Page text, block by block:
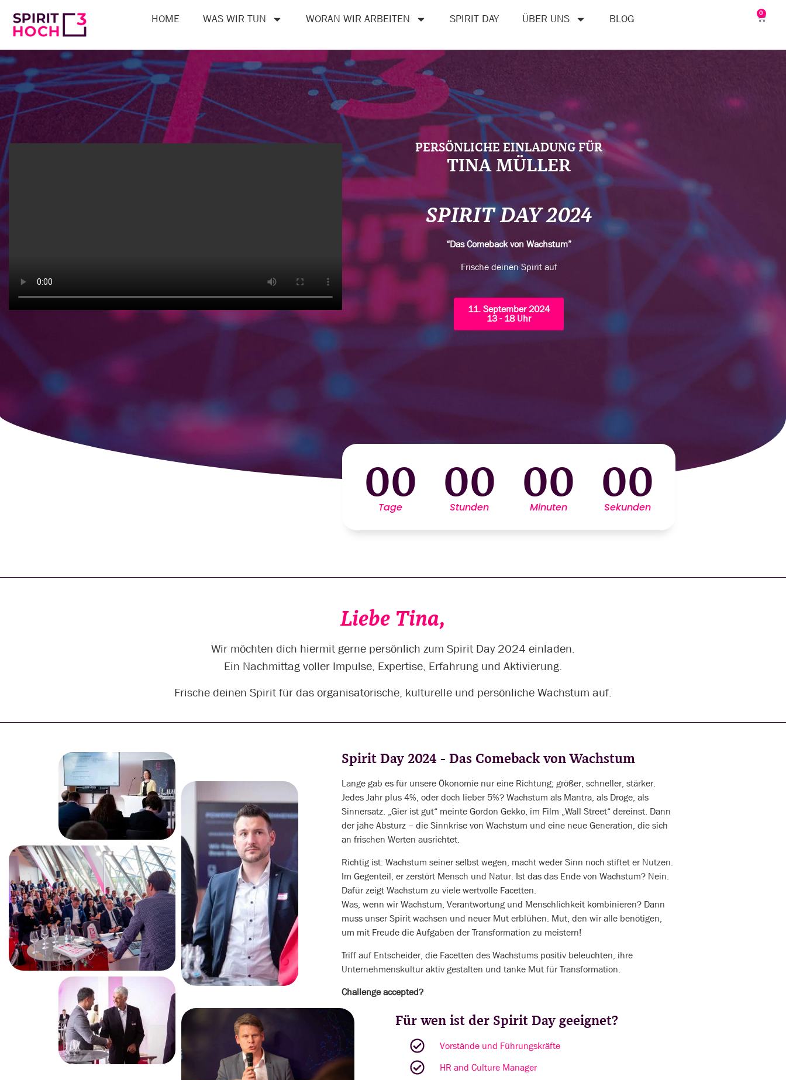
HOME WAS WIR TUN WORAN WIR ARBEITEN SPIRIT DAY ÜBER UNS BLOG 0
PERSÖNLICHE EINLADUNG FÜR
TINA MÜLLER
SPIRIT DAY 2024
“Das Comeback von Wachstum”
Frische deinen Spirit auf
11. September 2024
13 - 18 Uhr
00
Tage
00
Stunden
00
Minuten
00
Sekunden
Liebe Tina,
Wir möchten dich hiermit gerne persönlich zum Spirit Day 2024 einladen.
Ein Nachmittag voller Impulse, Expertise, Erfahrung und Aktivierung.
Frische deinen Spirit für das organisatorische, kulturelle und persönliche Wachstum auf.
Spirit Day 2024 - Das Comeback von Wachstum
Lange gab es für unsere Ökonomie nur eine Richtung; größer, schneller, stärker.
Jedes Jahr plus 4%, oder doch lieber 5%? Wachstum als Mantra, als Droge, als
Sinnersatz. „Gier ist gut“ meinte Gordon Gekko, im Film „Wall Street“ dereinst. Dann
der jähe Absturz – die Sinnkrise von Wachstum und eine neue Generation, die sich
an frischen Werten ausrichtet.
Richtig ist: Wachstum seiner selbst wegen, macht weder Sinn noch stiftet er Nutzen.
Im Gegenteil, er zerstört Mensch und Natur. Ist das das Ende von Wachstum? Nein.
Dafür zeigt Wachstum zu viele wertvolle Facetten.
Was, wenn wir Wachstum, Verantwortung und Menschlichkeit kombinieren? Dann
muss unser Spirit wachsen und neuer Mut erblühen. Mut, den wir alle benötigen,
um mit Freude die Aufgaben der Transformation zu meistern!
Triff auf Entscheider, die Facetten des Wachstums positiv beleuchten, ihre
Unternehmenskultur aktiv gestalten und tanke Mut für Transformation.
Challenge accepted?
Für wen ist der Spirit Day geeignet?
Vorstände und Führungskräfte
HR and Culture Manager